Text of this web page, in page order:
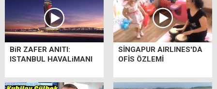
BiR ZAFER ANITI:
ISTANBUL HAVALiMANI
SİNGAPUR AIRLINES'DA
OFİS ÖZLEMİ